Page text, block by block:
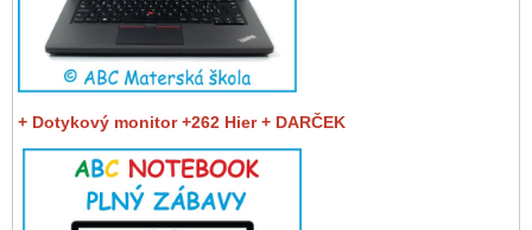
+ Dotykový monitor +262 Hier + DARČEK